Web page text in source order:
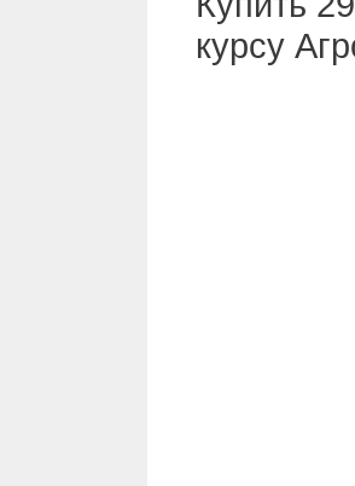
курсу